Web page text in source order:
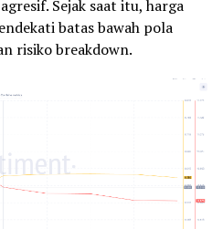
Sejak saat itu, harga
batas bawah pola
risiko breakdown.